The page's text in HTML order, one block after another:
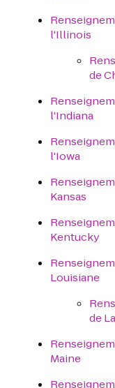
l'Illinois
de
l'Indiana
l'Iowa
Kansas
Kentucky
Louisiane
de
Maine